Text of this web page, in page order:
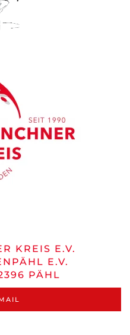
KREIS E.V.
E.V.
PÄHL